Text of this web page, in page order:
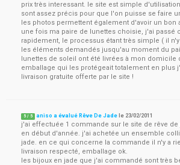
prix très interessant. le site est simple
sont assez précis pour que l'on puisse se faire
les photos permettent également d'avoir un bon
une fois ma paire de lunettes choisie, j'ai passé
rapidement, le processus étant très simple ( il
les éléments demandés jusqu'au moment du
lunettes de soleil ont été livrées à mon domicile
emballage qui les protégeait totalement en plus
livraison gratuite offerte par le site !
5 / 5 aniso a évalué Rêve De Jade le 23/02/2011
j'ai effectuée 1 commande sur le site de rêve de
en début d'année. j'ai achetée un ensemble
jade. en ce qui concerne la commande il n'y a
livraison respecté, emballage ok.
les bijoux en jade que j'ai commandé sont très